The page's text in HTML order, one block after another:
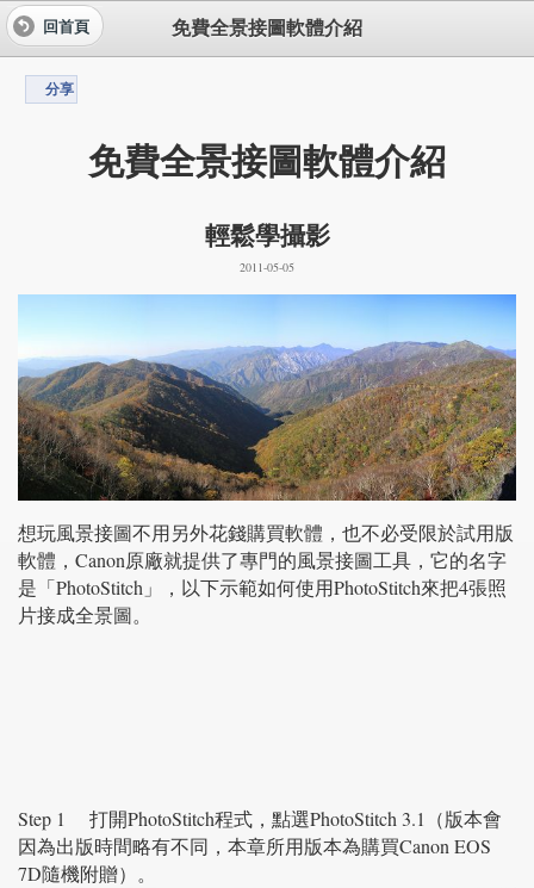
免費全景接圖軟體介紹
回首頁
分享
免費全景接圖軟體介紹
輕鬆學攝影
2011-05-05
想玩風景接圖不用另外花錢購買軟體，也不必受限於試用版
軟體，Canon原廠就提供了專門的風景接圖工具，它的名字
是「PhotoStitch」，以下示範如何使用PhotoStitch來把4張照
片接成全景圖。
Step 1 打開PhotoStitch程式，點選PhotoStitch 3.1（版本會
因為出版時間略有不同，本章所用版本為購買Canon EOS
7D隨機附贈）。